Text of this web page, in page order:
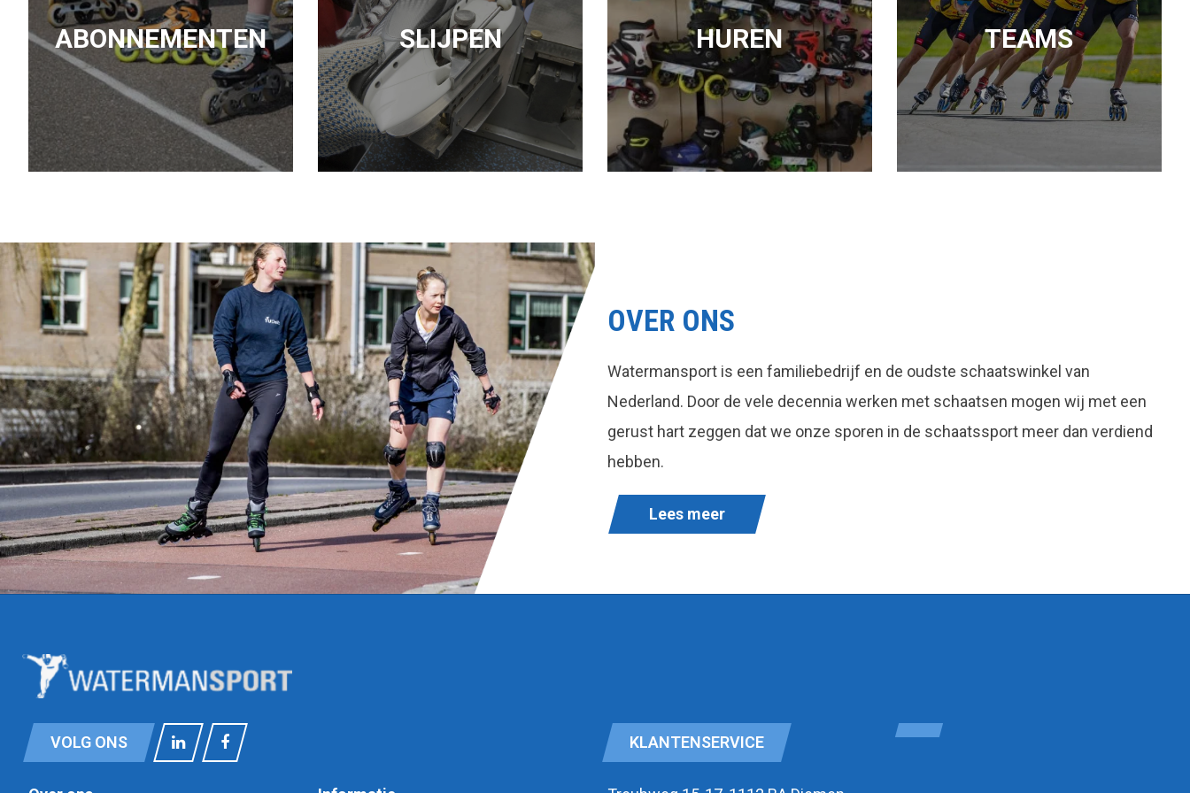
ABONNEMENTEN SLIJPEN HUREN TEAMS
OVER ONS
Watermansport is een familiebedrijf en de oudste schaatswinkel van
Nederland. Door de vele decennia werken met schaatsen mogen wij met een
gerust hart zeggen dat we onze sporen in de schaatssport meer dan verdiend
hebben.
Lees meer
VOLG ONS KLANTENSERVICE